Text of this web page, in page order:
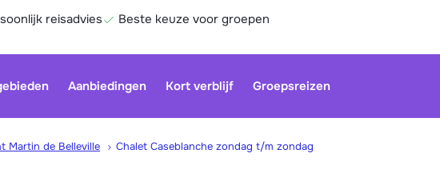
reisadvies Beste keuze voor groepen
Aanbiedingen Kort verblijf Groepsreizen
Martin de Belleville Chalet Caseblanche zondag t/m zondag